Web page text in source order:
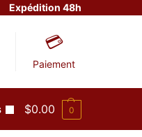
Expédition 48h
Paiement
$0.00 0